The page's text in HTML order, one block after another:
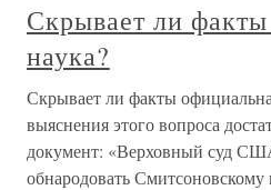
Скрывает ли
наука?
Скрывает ли факты
выяснения этого вопроса
документ: «Верховный суд
обнародовать Смитсоновскому